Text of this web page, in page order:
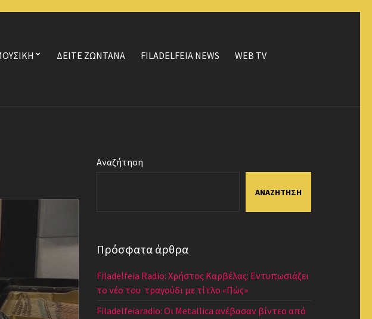
ΔΕΙΤΕ ΖΩΝΤΑΝΑ FILADELFEIA NEWS
WEB TV
Αναζήτηση
ΑΝΑΖΉΤΗΣΗ
Πρόσφατα άρθρα
Filadelfeia Radio: Χρήστος Καρβέλας: Εντυπωσιάζει
το νέο του τραγούδι με τίτλο «Πώς»
Filadelfeiaradio: Οι Metallica ανέβασαν βίντεο από